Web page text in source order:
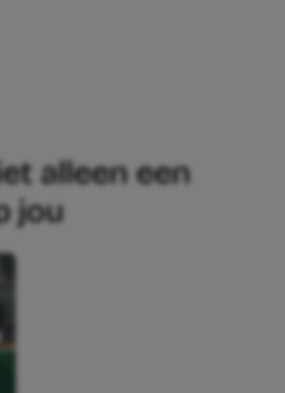
alleen een
jou